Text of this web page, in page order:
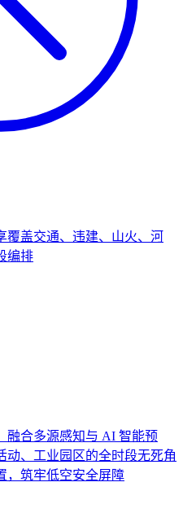
覆盖交通、违建、山火、河
编排
融合多源感知与 AI 智能预
动、工业园区的全时段无死角
，筑牢低空安全屏障